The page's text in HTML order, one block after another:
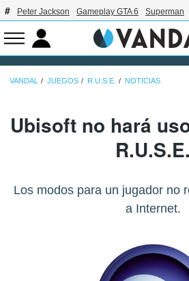
Peter Jackson Gameplay GTA 6 Superman
VANDAL JUEGOS R.U.S.E. NOTICIAS
Ubisoft no hará
R.U.S.E.
Los modos para un jugador no
a Internet.